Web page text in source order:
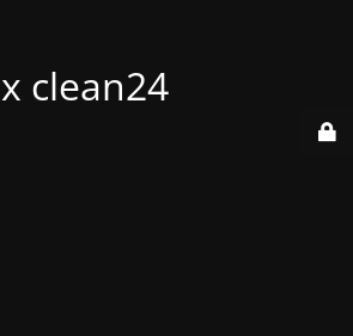
x clean24